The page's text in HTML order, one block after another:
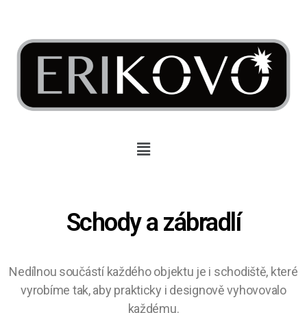
Schody a zábradlí
Nedílnou součástí každého objektu je i schodiště, které
vyrobíme tak, aby prakticky i designově vyhovovalo
každému.